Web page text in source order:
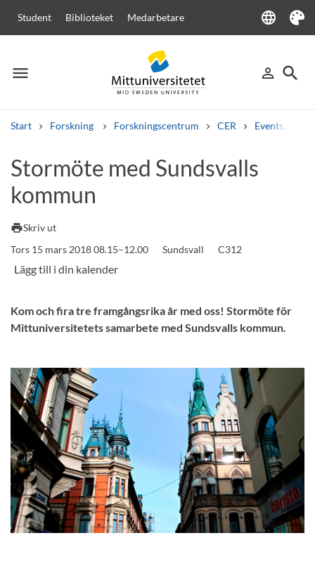
Student Biblioteket Medarbetare language
Language
Tema
menu
Meny person_outline
Logga in
search
Sök
Start Forskning Forskningscentrum CER Events,
Andra söktjänster
Kurser och program
Stormöte med Sundsvalls
kommun
printSkriv ut
Tors 15 mars 2018 08.15–12.00
Sundsvall C312
Kom och fira tre framgångsrika år med oss! Stormöte för
Mittuniversitetets samarbete med Sundsvalls kommun.